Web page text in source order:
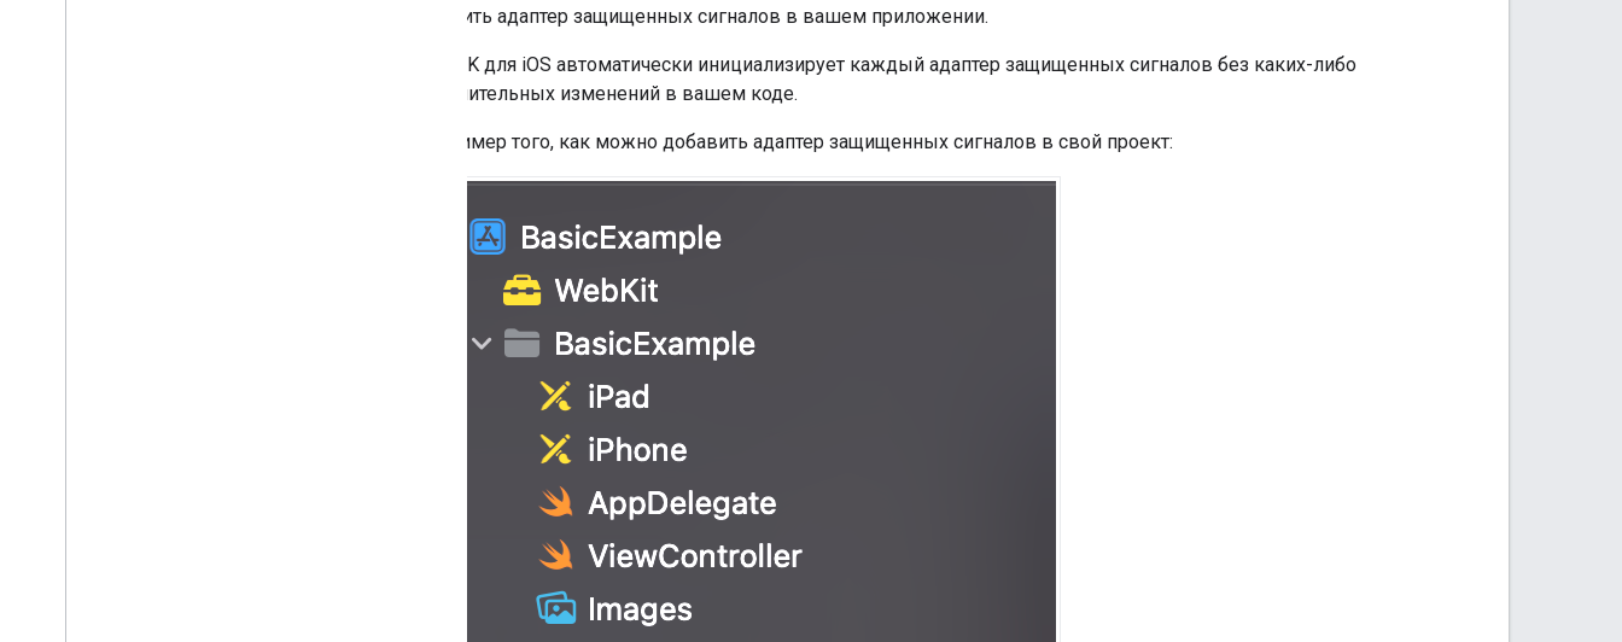
настроить адаптер защищенных сигналов в вашем приложении.
IMA SDK для iOS автоматически инициализирует каждый адаптер защищенных сигналов без каких-либо
дополнительных изменений в вашем коде.
Вот пример того, как можно добавить адаптер защищенных сигналов в свой проект: